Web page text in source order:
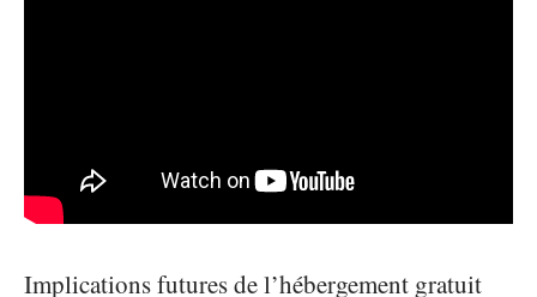
Implications futures de l’hébergement gratuit